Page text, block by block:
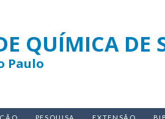
QUÍMICA DE
Paulo